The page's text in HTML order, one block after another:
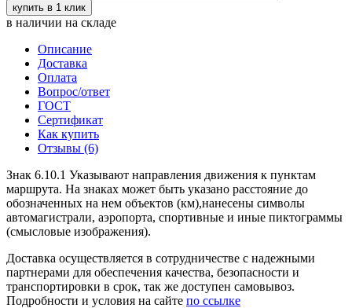
в наличии на складе
Описание
Доставка
Оплата
Вопрос/ответ
ГОСТ
Сертификат
Как купить
Отзывы (6)
Знак 6.10.1 Указывают направления движения к пунктам
маршрута. На знаках может быть указано расстояние до
обозначенных на нем объектов (км),нанесены символы
автомагистрали, аэропорта, спортивные и иные пиктограммы
(смысловые изображения).
Доставка осуществляется в сотрудничестве с надежными
партнерами для обеспечения качества, безопасности и
транспортировки в срок, так же доступен самовывоз.
Подробности и условия на сайте по ссылке